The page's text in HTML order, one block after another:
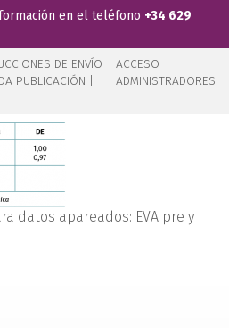
en el teléfono +34 629
DE ENVÍO
PUBLICACIÓN |
ACCESO
ADMINISTRADORES
datos apareados: EVA pre y